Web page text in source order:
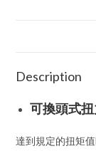
Description
可換頭式
達到規定的扭矩